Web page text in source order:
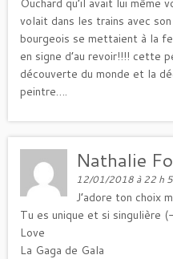
volait dans les trains avec
bourgeois se mettaient à la
en signe d’au revoir!!!! cette
découverte du monde et la
peintre….
Nathalie
12/01/2018 à 22 h
J’adore ton choix
Tu es unique et si singulière
Love
La Gaga de Gala